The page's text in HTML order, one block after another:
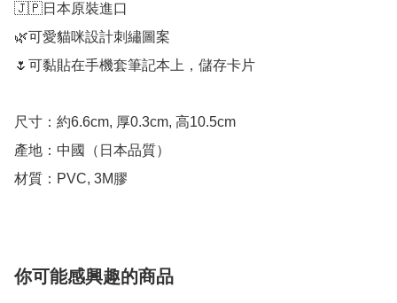
🇯🇵日本原裝進口
🌿可愛貓咪設計刺繡圖案
🌷可黏貼在手機套筆記本上，儲存卡片
尺寸：約6.6cm, 厚0.3cm, 高10.5cm
產地：中國（日本品質）
你可能感興趣的商品